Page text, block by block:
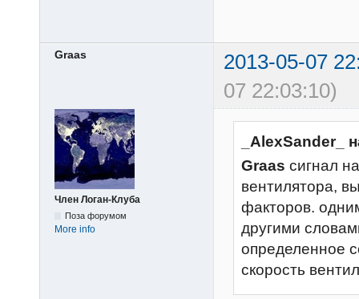
Graas
2013-05-07
07 22:03:10)
Член Логан-Клуба
Поза форумом
More info
_AlexSander_
Graas сигнал
вентилятора,
факторов.
другими
определенное
скорость